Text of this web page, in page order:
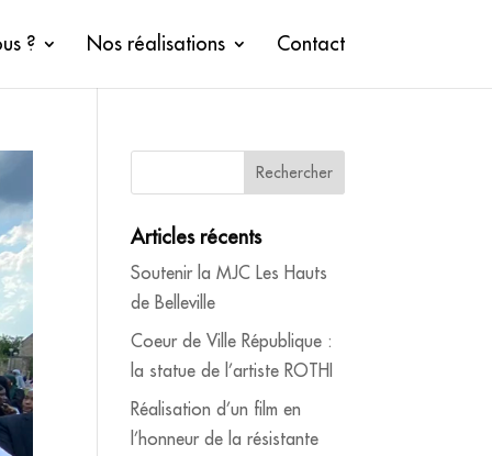
? Nos réalisations Contact
Articles récents
Soutenir la MJC Les Hauts
de Belleville
Coeur de Ville République :
la statue de l’artiste ROTHI
Réalisation d’un film en
l’honneur de la résistante